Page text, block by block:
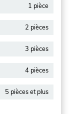
1 pièce
2 pièces
3 pièces
4 pièces
5 pièces et plus